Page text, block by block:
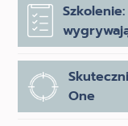
One